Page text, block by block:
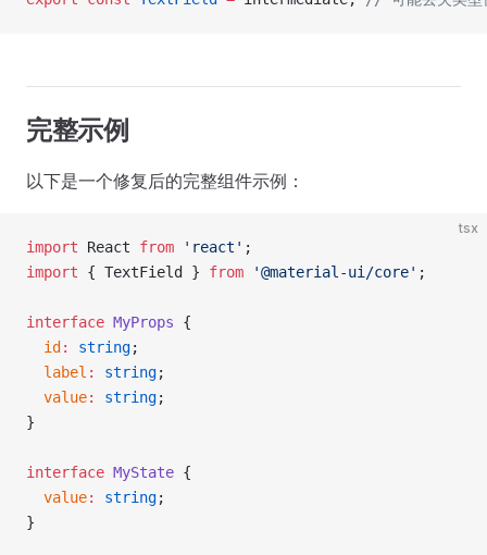
完整示例
以下是一个修复后的完整组件示例：
tsx
import React from 'react' ;
import { TextField } from '@material-ui/core' ;
interface MyProps {
  id
: string;
  label
: string;
  value
: string;
}
interface MyState {
  value
: string;
}